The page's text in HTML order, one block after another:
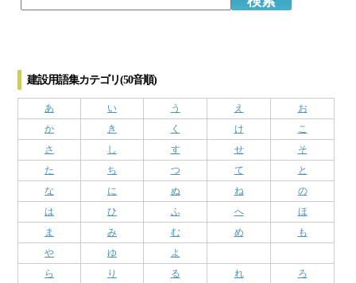
建設用語集カテゴリ(50音順)
あ い う え
お
か
き く け
こ
さ
し す せ
そ
た
ち つ て
と
な
に ぬ ね
の
は
ひ ふ へ
ほ
ま
み む め
も
や
ゆ
よ
ら
り る れ
ろ